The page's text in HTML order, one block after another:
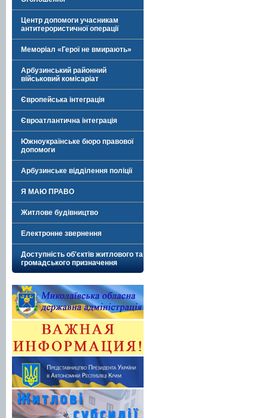
Центр допомоги учасникам
антитерористичної операції
Меморіал «Герої не вмирають»
Арбузинський районний
військовий комісаріат
Європейська інтеграція
Євроатлантична інтеграція
Южноукраїнське бюро правової
допомоги
Арбузинське відділення поліції
Я МАЮ ПРАВО
Житлове будівництво
Електронне звернення
Доступність об'єктів житлового та
громадського призначення